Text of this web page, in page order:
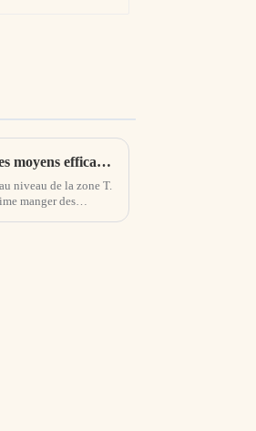
Comment contrôler et éliminer l'huile sur le visage ? Des moyens efficaces pour contrôler le gras des peaux grasses
niveau de la zone T.
manger des